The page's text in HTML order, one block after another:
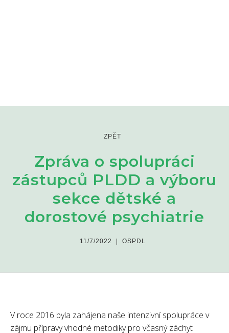
ZPĚT
Zpráva o spolupráci
zástupců PLDD a výboru
sekce dětské a
dorostové psychiatrie
11/7/2022 OSPDL
V roce 2016 byla zahájena naše intenzivní spolupráce v
zájmu přípravy vhodné metodiky pro včasný záchyt